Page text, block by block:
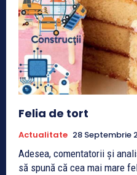
Felia de tort
Actualitate 28 Septembrie
Adesea, comentatorii și
să spună că cea mai mare